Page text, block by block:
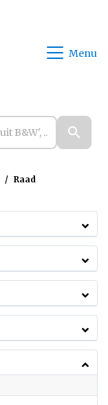
Menu
Raad